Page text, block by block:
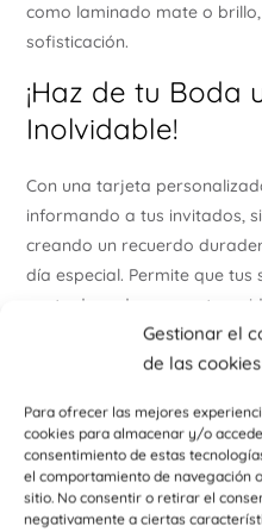
Gestionar el
de las cookies
Para ofrecer las mejores
cookies para almacenar y/o
consentimiento de estas
el comportamiento de navegación
sitio. No consentir o retirar el
negativamente a ciertas
como laminado mate o
sofisticación.
¡Haz de tu Boda
Inolvidable!
Con una tarjeta
informando a tus invitados,
creando un recuerdo
día especial. Permite que tus
parte de cada momento,
pequeños. ¡Comienza a
boda sea verdaderamente
Ponte en contacto con
electrónico
mas información
Encuentra otros productos